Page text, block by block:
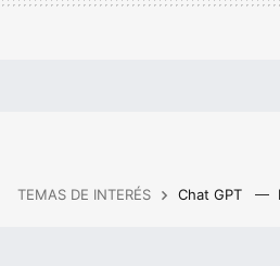
TEMAS DE INTERÉS Chat GPT